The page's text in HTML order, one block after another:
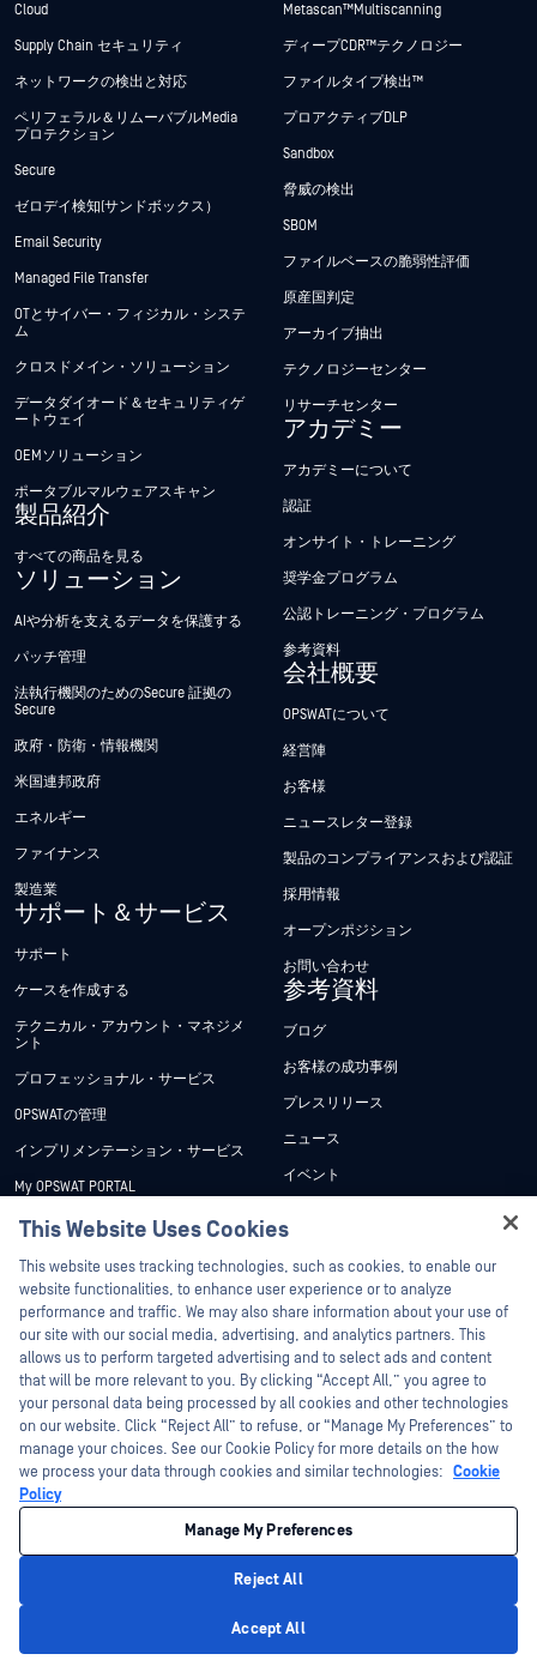
Cloud
Supply Chain セキュリティ
ネットワークの検出と対応
ペリフェラル＆リムーバブルMedia
プロテクション
Secure
ゼロデイ検知(サンドボックス）
Email Security
Managed File Transfer
OTとサイバー・フィジカル・システ
ム
クロスドメイン・ソリューション
データダイオード＆セキュリティゲ
ートウェイ
OEMソリューション
ポータブルマルウェアスキャン
製品紹介
すべての商品を見る
ソリューション
AIや分析を支えるデータを保護する
パッチ管理
法執行機関のためのSecure 証拠の
Secure
政府・防衛・情報機関
米国連邦政府
エネルギー
ファイナンス
製造業
サポート＆サービス
サポート
ケースを作成する
テクニカル・アカウント・マネジメ
ント
プロフェッショナル・サービス
OPSWATの管理
インプリメンテーション・サービス
My OPSWAT PORTAL
技術文書
トレーニング
脆弱性対策プログラム
パートナー
認証
テクノロジー・パートナー
OPSWAT チャネル パートナー
Metascan™ Multiscanning
ディープCDR™テクノロジー
ファイルタイプ検出™
プロアクティブDLP
Sandbox
脅威の検出
SBOM
ファイルベースの脆弱性評価
原産国判定
アーカイブ抽出
テクノロジーセンター
リサーチセンター
アカデミー
アカデミーについて
認証
オンサイト・トレーニング
奨学金プログラム
公認トレーニング・プログラム
参考資料
会社概要
OPSWATについて
経営陣
お客様
ニュースレター登録
製品のコンプライアンスおよび認証
採用情報
オープンポジション
お問い合わせ
参考資料
ブログ
お客様の成功事例
プレスリリース
ニュース
イベント
ホワイトペーパー
無料ツール
©2026OPSWAT . All rights reserved.OPSWAT、MetaDefender、Metascan、
MetaAccess、OPSWAT 、Trust no File. Trust No Device.、OPSWAT 、Protecting the
World's Critical Infrastructure、Deep CDR™ Technology、InQuest、InQuestロゴ、
DFI、RetroHunt、Deep File Inspection、およびJoin the Huntは、OPSWAT の商標
です。第三者の商標は、それぞれの所有者の財産です。
プライバシーポリシー クッキー設定
This Website Uses Cookies
This website uses tracking technologies, such as cookies, to enable our
website functionalities, to enhance user experience or to analyze
performance and traffic. We may also share information about your use of
our site with our social media, advertising, and analytics partners. This
allows us to perform targeted advertising and to select ads and content
that will be more relevant to you. By clicking “Accept All,” you agree to
your personal data being processed by all cookies and other technologies
on our website. Click “Reject All” to refuse, or “Manage My Preferences” to
manage your choices. See our Cookie Policy for more details on the how
we process your data through cookies and similar technologies: Cookie
Policy
Manage My Preferences
Reject All
Accept All
Hey there!
I'm Ozzy, your OPSWAT virtual assistant.
How can I help you secure what's critical
today?